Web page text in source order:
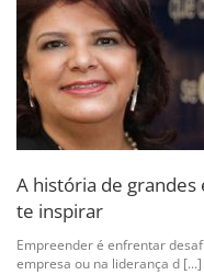
A história de
te inspirar
Empreender é enfrentar
empresa ou na liderança d [...]